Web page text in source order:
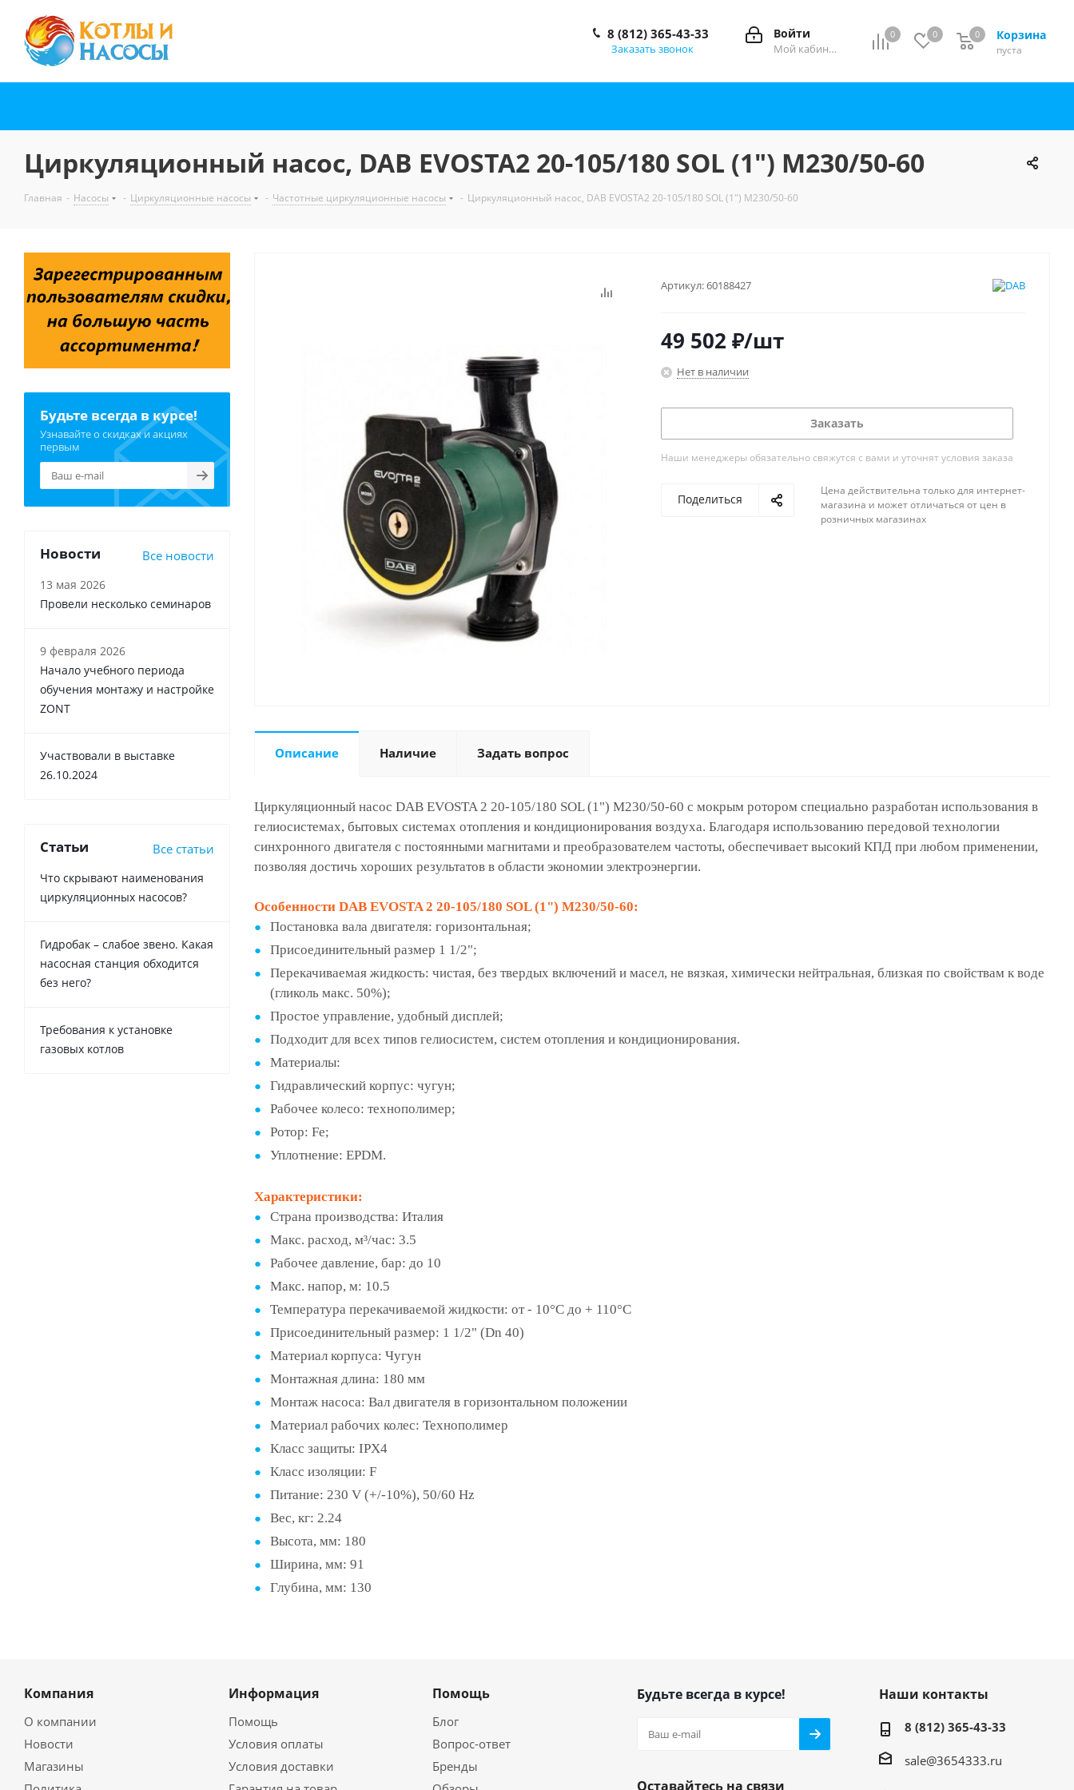
0 0 Корзина
0
пуста
0
Войти
Мой кабинет
8 (812) 365-43-33
Заказать звонок
Циркуляционный насос, DAB EVOSTA2 20-105/180 SOL (1") M230/50-60
Главная - Насосы - Циркуляционные насосы - Частотные циркуляционные насосы - Циркуляционный насос, DAB EVOSTA2 20-105/180 SOL (1") M230/50-60
Артикул:60188427
49 502 ₽/шт
Нет в наличии
Заказать
Наши менеджеры обязательно свяжутся с вами и уточнят условия заказа
Поделиться
Цена действительна только для интернет-
магазина и может отличаться от цен в
розничных магазинах
Описание Наличие Задать вопрос
Циркуляционный насос DAB EVOSTA 2 20-105/180 SOL (1") M230/50-60 с мокрым ротором специально разработан использования в
гелиосистемах, бытовых системах отопления и кондиционирования воздуха. Благодаря использованию передовой технологии
синхронного двигателя с постоянными магнитами и преобразователем частоты, обеспечивает высокий КПД при любом применении,
позволяя достичь хороших результатов в области экономии электроэнергии.
Особенности DAB EVOSTA 2 20-105/180 SOL (1") M230/50-60:
Постановка вала двигателя: горизонтальная;
Присоединительный размер 1 1/2";
Перекачиваемая жидкость: чистая, без твердых включений и масел, не вязкая, химически нейтральная, близкая по свойствам к воде
(гликоль макс. 50%);
Простое управление, удобный дисплей;
Подходит для всех типов гелиосистем, систем отопления и кондиционирования.
Материалы:
Гидравлический корпус: чугун;
Рабочее колесо: технополимер;
Ротор: Fe;
Уплотнение: EPDM.
Характеристики:
Страна производства: Италия
Макс. расход, м³/час: 3.5
Рабочее давление, бар: до 10
Макс. напор, м: 10.5
Температура перекачиваемой жидкости: от - 10°С до + 110°С
Присоединительный размер: 1 1/2" (Dn 40)
Материал корпуса: Чугун
Монтажная длина: 180 мм
Монтаж насоса: Вал двигателя в горизонтальном положении
Материал рабочих колес: Технополимер
Класс защиты: IPX4
Класс изоляции: F
Питание: 230 V (+/-10%), 50/60 Hz
Вес, кг: 2.24
Высота, мм: 180
Ширина, мм: 91
Глубина, мм: 130
Будьте всегда в курсе!
Узнавайте о скидках и акциях
первым
Новости Все новости
13 мая 2026
Провели несколько семинаров
9 февраля 2026
Начало учебного периода
обучения монтажу и настройке
ZONT
Участвовали в выставке
26.10.2024
Статьи Все статьи
Что скрывают наименования
циркуляционных насосов?
Гидробак – слабое звено. Какая
насосная станция обходится
без него?
Требования к установке
газовых котлов
Компания
О компании
Новости
Магазины
Информация
Помощь
Условия оплаты
Условия доставки
Помощь
Блог
Вопрос-ответ
Бренды
Будьте всегда в курсе!
Оставайтесь на связи
Наши контакты
8 (812) 365-43-33
sale@3654333.ru